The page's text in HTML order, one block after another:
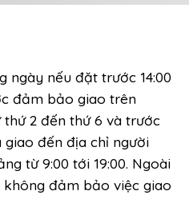
ngày nếu đặt trước 14:00
đảm bảo giao trên
2 đến thứ 6 và trước
giao đến địa chỉ người
từ 9:00 tới 19:00. Ngoài
đảm bảo việc giao